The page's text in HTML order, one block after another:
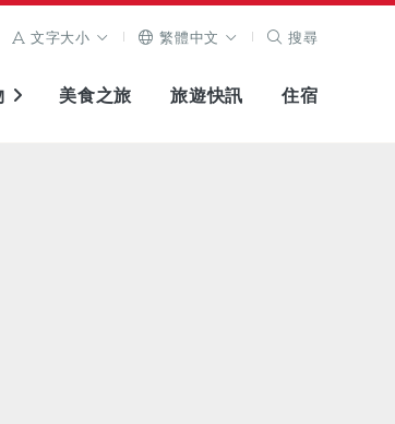
文字大小 繁體中文 搜尋
美食之旅 旅遊快訊 住宿